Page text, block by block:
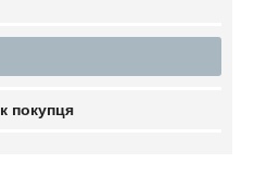
покупця